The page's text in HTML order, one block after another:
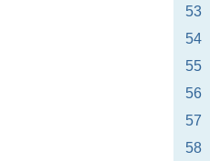
53
54
55
56
57
58